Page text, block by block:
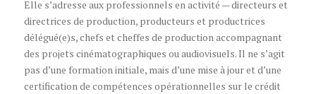
Elle s’adresse aux professionnels en activité — directeurs et
directrices de production, producteurs et productrices
délégué(e)s, chefs et cheffes de production accompagnant
des projets cinématographiques ou audiovisuels. Il ne s’agit
pas d’une formation initiale, mais d’une mise à jour et d’une
certification de compétences opérationnelles sur le crédit